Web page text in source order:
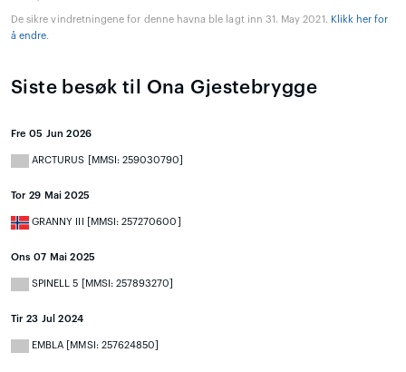
De sikre vindretningene for denne havna ble lagt inn 31. May 2021. Klikk her for
å endre.
Siste besøk til Ona Gjestebrygge
Fre 05 Jun 2026
ARCTURUS [MMSI: 259030790]
Tor 29 Mai 2025
GRANNY III [MMSI: 257270600]
Ons 07 Mai 2025
SPINELL 5 [MMSI: 257893270]
Tir 23 Jul 2024
EMBLA [MMSI: 257624850]